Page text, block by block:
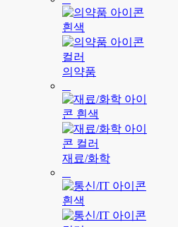
의약품
재료/화학